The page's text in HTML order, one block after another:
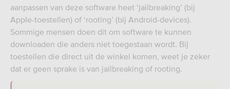
aanpassen van deze software heet ‘jailbreaking’ (bij
Apple-toestellen) of ‘rooting’ (bij Android-devices).
Sommige mensen doen dit om software te kunnen
downloaden die anders niet toegestaan wordt. Bij
toestellen die direct uit de winkel komen, weet je zeker
dat er geen sprake is van jailbreaking of rooting.